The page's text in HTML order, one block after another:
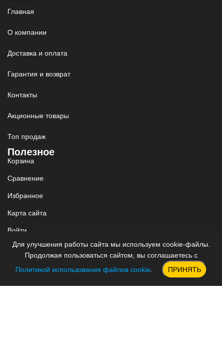
Главная
О компании
Доставка и оплата
Гарантия и возврат
Контакты
Акционные товары
Топ продаж
Полезное
Корзина
Сравнение
Избранное
Карта сайта
Войти
Реквизиты
ИП Червяков Александр Олегович
Для улучшения работы сайта мы используем cookie-файлы.
Продолжая пользоваться сайтом, вы соглашаетесь с
Политикой использования файлов cookie. ПРИНЯТЬ